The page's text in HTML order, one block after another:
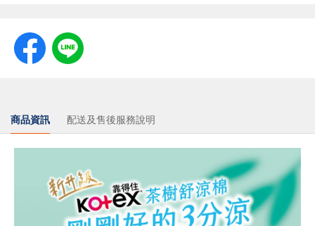
商品資訊 配送及售後服務說明